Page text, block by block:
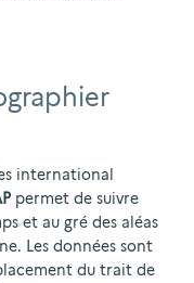
international
permet de suivre
et au gré des aléas
Les données sont
du trait de